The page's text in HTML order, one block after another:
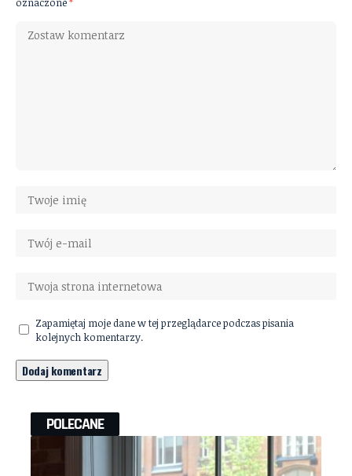
Zapamiętaj moje dane w tej przeglądarce podczas pisania
kolejnych komentarzy.
POLECANE